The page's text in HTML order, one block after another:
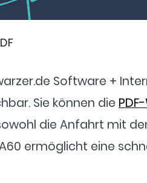
Software +
Sie können die
die Anfahrt mit
ermöglicht eine